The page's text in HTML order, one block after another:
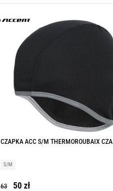
CZAPKA ACC S/M THERMOROUBAIX CZA
S/M
63 50 zł